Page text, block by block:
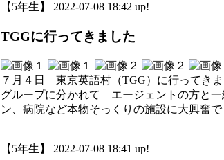
【5年生】 2022-07-08 18:42 up!
TGGに行ってきました
７月４日 東京英語村（TGG）に行ってきま
グループに分かれて エージェントの方と一
ン、病院など本物そっくりの施設に大興奮
【5年生】 2022-07-08 18:41 up!